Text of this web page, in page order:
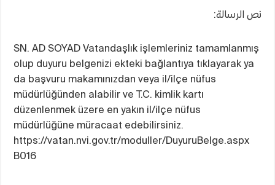
نص الرسالة:
SN. AD SOYAD Vatandaşlık işlemleriniz tamamlanmış
olup duyuru belgenizi ekteki bağlantıya tıklayarak ya
da başvuru makamınızdan veya il/ilçe nüfus
müdürlüğünden alabilir ve T.C. kimlik kartı
düzenlenmek üzere en yakın il/ilçe nüfus
müdürlüğüne müracaat edebilirsiniz.
https://vatan.nvi.gov.tr/moduller/DuyuruBelge.aspx
B016